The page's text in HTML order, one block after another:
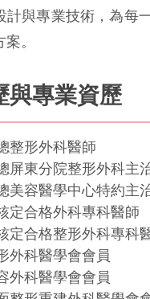
計與專業技術，為每
。
與專業資歷
整形外科醫師
屏東分院整形外科主
美容醫學中心特約主
定合格外科專科醫師
定合格整形外科專科
外科醫學會會員
外科醫學會會員